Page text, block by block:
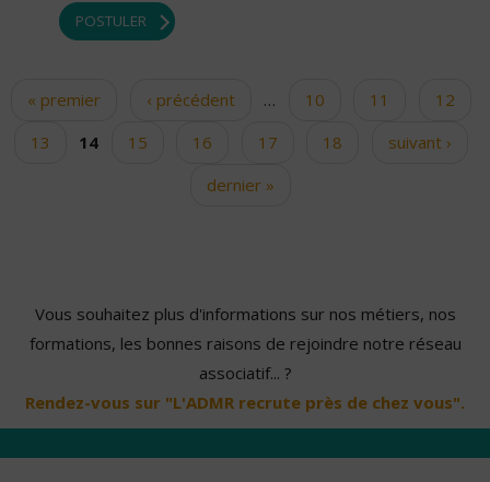
POSTULER
Pages
« premier ‹ précédent … 10 11
12
13
14 15 16 17 18
suivant ›
dernier »
Vous souhaitez plus d'informations sur nos métiers, nos
formations, les bonnes raisons de rejoindre notre réseau
associatif... ?
Rendez-vous sur "L'ADMR recrute près de chez vous".